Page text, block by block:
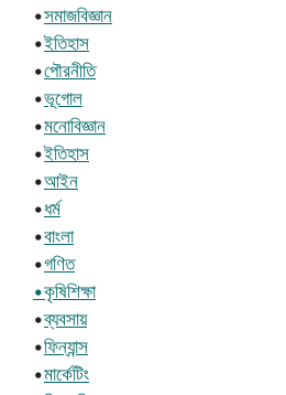
•সমাজবিজ্ঞান
•ইতিহাস
•পৌরনীতি
•ভূগোল
•মনোবিজ্ঞান
•ইতিহাস
•আইন
•ধর্ম
•বাংলা
•গণিত
•কৃষিশিক্ষা
•ব্যবসায়
•ফিন্যান্স
•মার্কেটিং